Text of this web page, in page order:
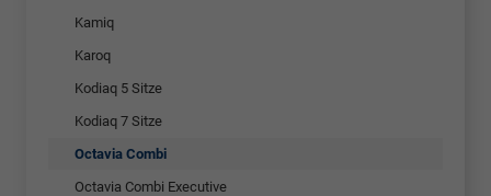
Kamiq
Karoq
Kodiaq 5 Sitze
Kodiaq 7 Sitze
Octavia Combi
Octavia Combi Executive